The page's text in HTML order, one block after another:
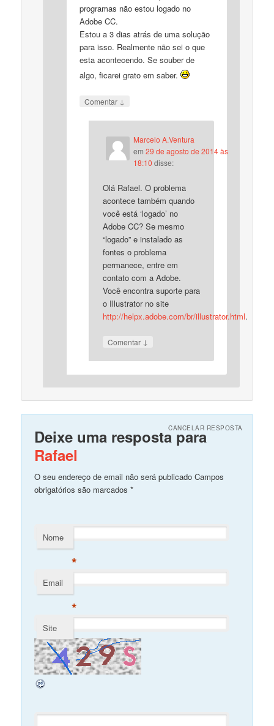
programas não estou logado no
Adobe CC.
Estou a 3 dias atrás de uma solução
para isso. Realmente não sei o que
esta acontecendo. Se souber de
algo, ficarei grato em saber.
Comentar ↓
Marcelo A.Ventura
em 29 de agosto de 2014 às
18:10 disse:
Olá Rafael. O problema
acontece também quando
você está ‘logado’ no
Adobe CC? Se mesmo
“logado” e instalado as
fontes o problema
permanece, entre em
contato com a Adobe.
Você encontra suporte para
o Illustrator no site
http://helpx.adobe.com/br/illustrator.html.
Comentar ↓
Deixe uma resposta para
Rafael
CANCELAR RESPOSTA
O seu endereço de email não será publicado Campos
obrigatórios são marcados*
Nome
*
Email
*
Site